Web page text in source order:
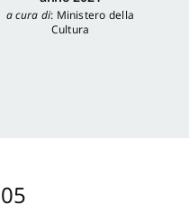
a cura di: Ministero della
Cultura